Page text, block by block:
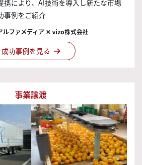
携により、AI技術を導入し新たな市場
事例をご紹介
ルファメディア ✕ vizo株式会社
成功事例を見る
事業譲渡